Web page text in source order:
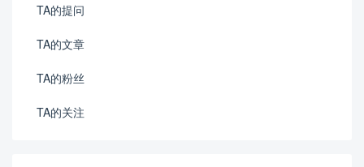
TA的提问
TA的文章
TA的粉丝
TA的关注